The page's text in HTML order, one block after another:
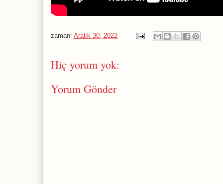
zaman: Aralık 30, 2022
Hiç yorum yok:
Yorum Gönder